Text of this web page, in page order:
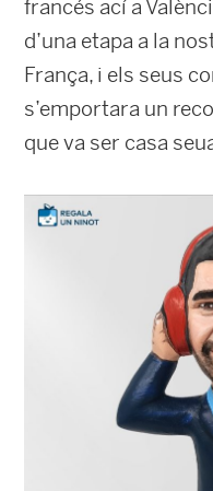
francés ací a
d’una etapa a la
França, i els seus
s’emportara un
que va ser casa